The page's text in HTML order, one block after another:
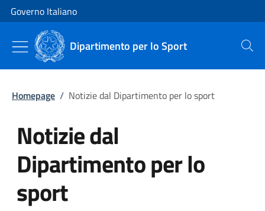
Vai al contenuto
Vai alla navigazione del sito
Governo Italiano
Dipartimento per lo Sport Cerca
Homepage / Notizie dal Dipartimento per lo sport
Notizie dal
Dipartimento per lo
sport